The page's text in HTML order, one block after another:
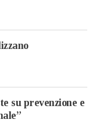
su prevenzione e